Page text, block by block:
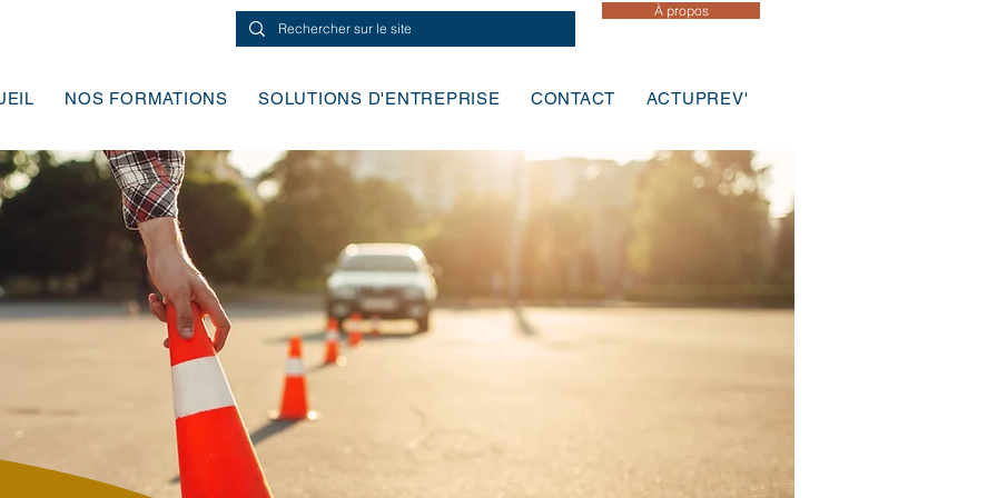
À propos
NOS FORMATIONS SOLUTIONS D'ENTREPRISE CONTACT ACTUPREV'